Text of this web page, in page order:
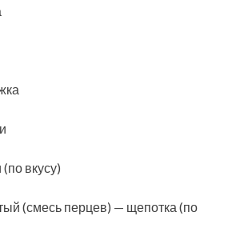
вкусу)
(смесь перцев) — щепотка (по